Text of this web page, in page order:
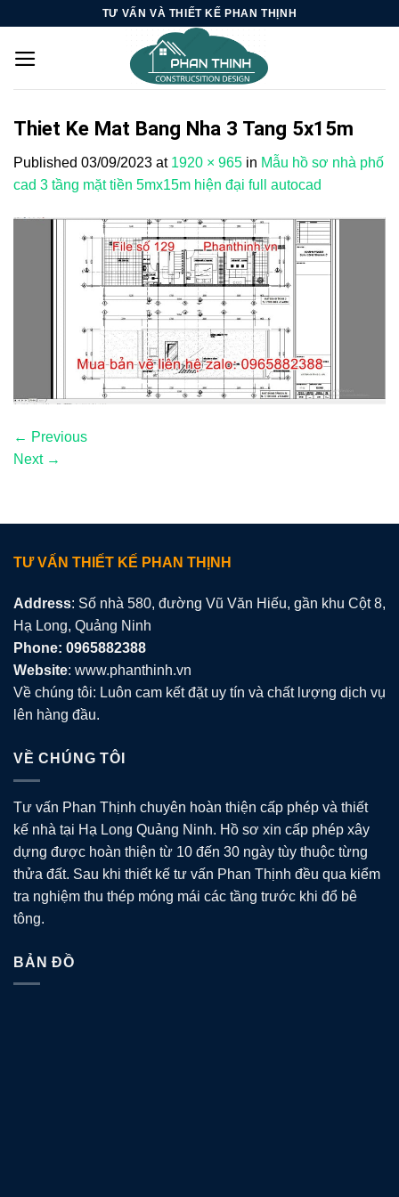
content
TƯ VẤN VÀ THIẾT KẾ PHAN THỊNH
Thiet Ke Mat Bang Nha 3 Tang 5x15m
Published 03/09/2023 at 1920 × 965 in Mẫu hồ sơ nhà phố
cad 3 tầng mặt tiền 5mx15m hiện đại full autocad
← Previous
Next →
TƯ VẤN THIẾT KẾ PHAN THỊNH
Address: Số nhà 580, đường Vũ Văn Hiếu, gần khu Cột 8,
Hạ Long, Quảng Ninh
Phone: 0965882388
Website: www.phanthinh.vn
Về chúng tôi: Luôn cam kết đặt uy tín và chất lượng dịch vụ
lên hàng đầu.
VỀ CHÚNG TÔI
Tư vấn Phan Thịnh chuyên hoàn thiện cấp phép và thiết
kế nhà tại Hạ Long Quảng Ninh. Hồ sơ xin cấp phép xây
dựng được hoàn thiện từ 10 đến 30 ngày tùy thuộc từng
thửa đất. Sau khi thiết kế tư vấn Phan Thịnh đều qua kiểm
tra nghiệm thu thép móng mái các tầng trước khi đổ bê
tông.
BẢN ĐỒ